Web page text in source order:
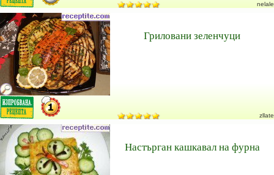
nelale
Гриловани зеленчуци
zllate
Настърган кашкавал на фурна